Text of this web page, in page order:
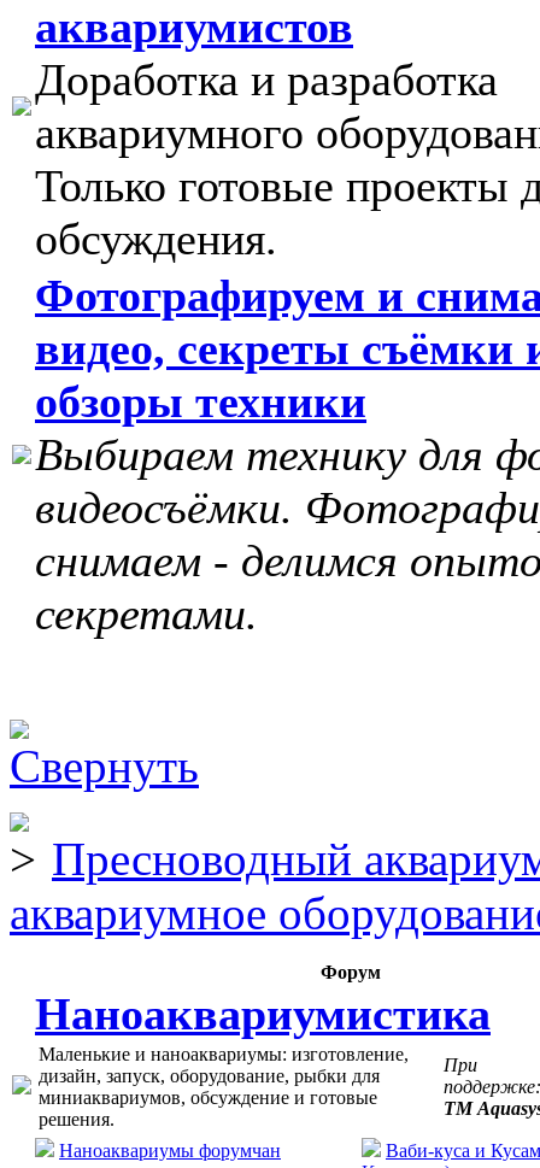
аквариумистов
Доработка и разработка
аквариумного
Только готовые проекты
обсуждения.
Фотографируем и
видео, секреты съёмки
обзоры техники
Выбираем технику для
видеосъёмки.
снимаем - делимся
секретами.
Пресноводный
аквариумное
Форум
Наноаквариумистика
Маленькие и наноаквариумы: изготовление,
дизайн, запуск, оборудование, рыбки для
миниаквариумов, обсуждение и готовые
решения.
При
поддержке:
ТМ
Наноаквариумы форумчан
Ваби-куса и